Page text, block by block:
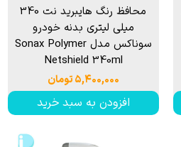
محافظ رنگ هایبرید نت 340
میلی لیتری بدنه خودرو
سوناکس مدل Sonax Polymer
Netshield 340ml
۵,۴۰۰,۰۰۰ تومان
افزودن به سبد خرید